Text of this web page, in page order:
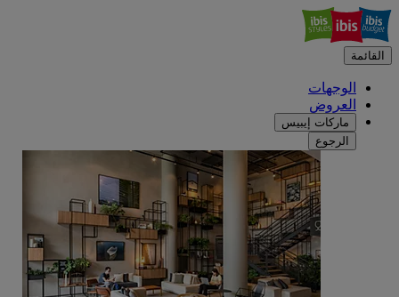
القائمة
الوجهات
العروض
ماركات إيبيس
الرجوع